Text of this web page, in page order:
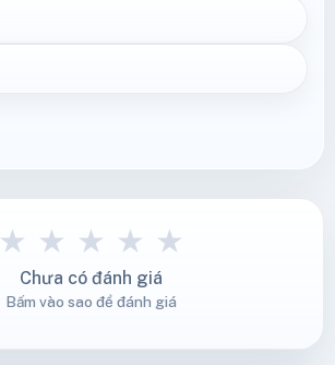
★ ★ ★ ★ ★
Chưa có đánh giá
Bấm vào sao để đánh giá